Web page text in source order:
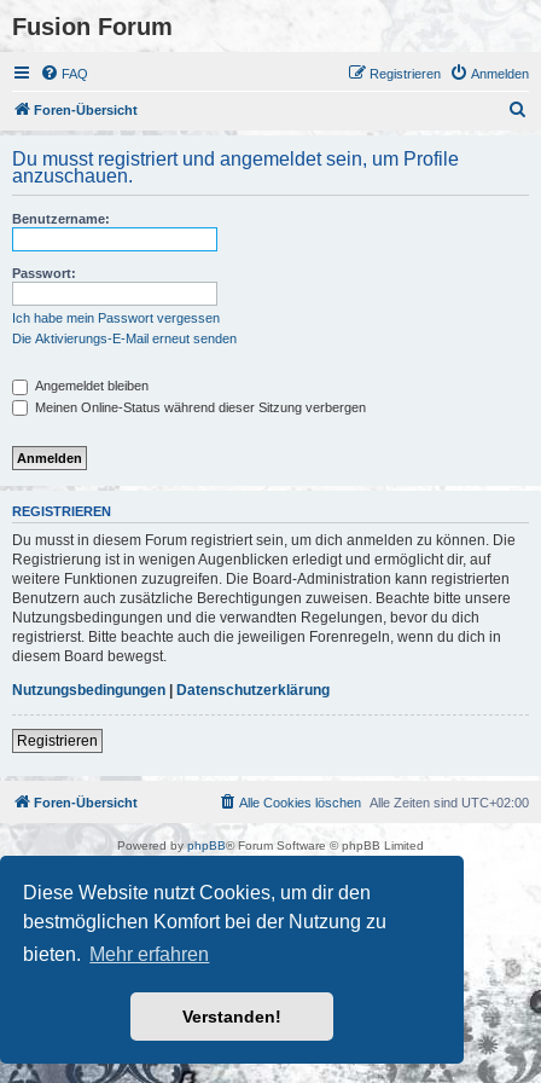
Diese Website nutzt Cookies, um dir den
bestmöglichen Komfort bei der Nutzung zu
bieten. Mehr erfahren
Verstanden!
Fusion Forum
FAQ Anmelden
Registrieren
Foren-Übersicht
h
Du musst registriert und angemeldet sein, um Profile
anzuschauen.
Benutzername:
Passwort:
Ich habe mein Passwort vergessen
Die Aktivierungs-E-Mail erneut senden
Angemeldet bleiben
Meinen Online-Status während dieser Sitzung verbergen
REGISTRIEREN
Du musst in diesem Forum registriert sein, um dich anmelden zu können. Die
Registrierung ist in wenigen Augenblicken erledigt und ermöglicht dir, auf
weitere Funktionen zuzugreifen. Die Board-Administration kann registrierten
Benutzern auch zusätzliche Berechtigungen zuweisen. Beachte bitte unsere
Nutzungsbedingungen und die verwandten Regelungen, bevor du dich
registrierst. Bitte beachte auch die jeweiligen Forenregeln, wenn du dich in
diesem Board bewegst.
Nutzungsbedingungen | Datenschutzerklärung
Registrieren
Foren-Übersicht Alle Zeiten sind UTC+02:00
Alle Cookies löschen
Powered by phpBB® Forum Software © phpBB Limited
Kulturkosmos Müritz e.V|Fusion Festival|Mastodon